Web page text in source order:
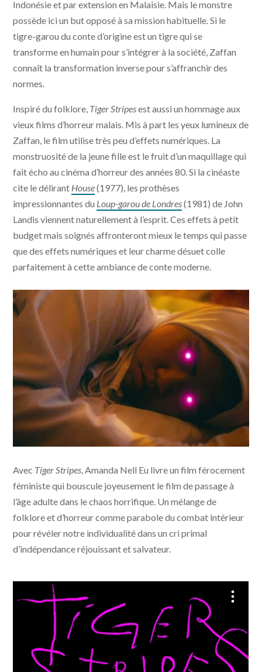
Indonésie et par extension en Malaisie. Mais le monstre
possède ici un but opposé à sa mission habituelle. Si le
tigre-garou du conte d’origine est un tigre qui se
transforme en humain pour s’intégrer à la société, Zaffan
connaît la transformation inverse pour s’affranchir des
normes.
Inspiré du folklore, Tiger Stripesest aussi un hommage aux
vieux films d’horreur malais. Mis à part les yeux lumineux de
Zaffan, le film utilise très peu d’effets numériques. La
monstruosité de la jeune fille est le fruit d’un maquillage qui
fait écho au cinéma d’horreur des années 80. Si la cinéaste
cite le délirant House(1977), les prothèses
impressionnantes du Loup-garou de Londres(1981) de John
Landis viennent naturellement à l’esprit. Ces effets à petit
budget mais soignés affronteront mieux le temps qui passe
que des effets numériques et leur charme désuet colle
parfaitement à cette ambiance de conte moderne.
Forward Entertainment, Akanga Film Asia, Still Moving,
Weydemann Bros, PRPL, Kawan Kawan Media - Jour 2
Avec Tiger Stripes, Amanda Nell Eu livre un film férocement
féministe qui bouscule joyeusement le film de passage à
l’âge adulte dans le chaos horrifique. Un mélange de
folklore et d’horreur comme parabole du combat intérieur
pour révéler notre individualité dans un cri primal
d’indépendance réjouissant et salvateur.